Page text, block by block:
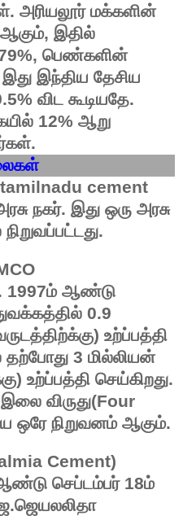
. அரியலூர் மக்களின்
ஆகும், இதில்
பெண்களின்
இது இந்திய தேசிய
விட கூடியதே.
12% ஆறு
.
cement
நகர். இது ஒரு அரசு
நிறுவப்பட்டது.
1997ம் ஆண்டு
0.9
) உற்ப்பத்தி
தற்போது 3 மில்லியன்
) உற்ப்பத்தி செய்கிறது.
இலை விருது(Four
ஒரே நிறுவனம் ஆகும்.
Cement)
செப்டம்பர்18ம்
.ஜெயலலிதா